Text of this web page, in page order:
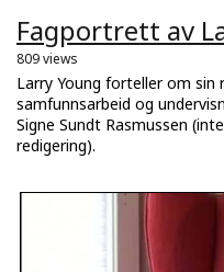
Fagportrett av
809 views
Larry Young forteller om sin
samfunnsarbeid og
Signe Sundt Rasmussen
redigering).